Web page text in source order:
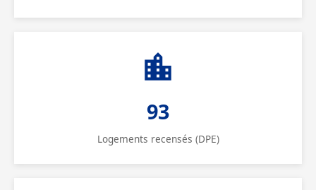
93
Logements recensés (DPE)